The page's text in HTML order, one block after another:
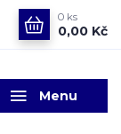
Menu
0 ks
0,00 Kč